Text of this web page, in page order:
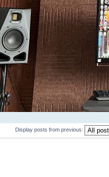
Display posts from previous: